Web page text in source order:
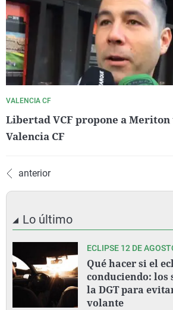
VALENCIA CF
Libertad VCF propone a Meriton
Valencia CF
anterior
Lo último
ECLIPSE 12 DE
Qué hacer si el
conduciendo: los
la DGT para
volante